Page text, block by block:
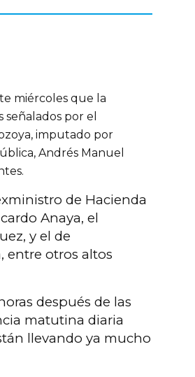
miércoles que la
señalados por el
imputado por
Andrés Manuel
de Hacienda
Anaya, el
y el de
entre otros altos
después de las
matutina diaria
llevando ya mucho